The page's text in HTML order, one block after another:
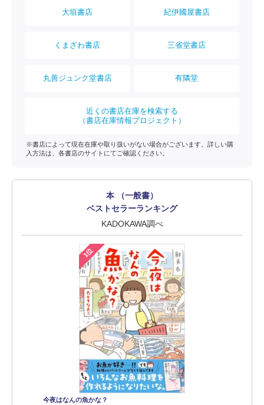
大垣書店 紀伊國屋書店
くまざわ書店 三省堂書店
丸善ジュンク堂書店 有隣堂
近くの書店在庫を検索する
（書店在庫情報プロジェクト）
※書店によって現在在庫や取り扱いがない場合がございます。詳しい購
入方法は、各書店のサイトにてご確認ください。
本 （一般書）
ベストセラーランキング
KADOKAWA調べ
1位
今夜はなんの魚かな？